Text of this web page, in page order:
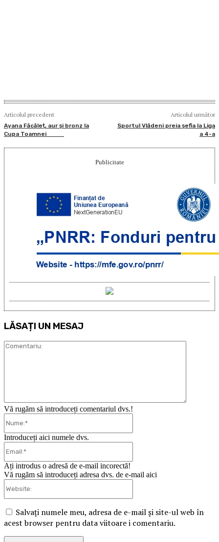
Articolul precedent
Ayana Făcăleț, aur și bronz la
Cupa Toamnei
Articolul următor
Sportul Vlădeni preia șefia la Liga
a 4-a
Publicitate
LĂSAȚI UN MESAJ
Vă rugăm să introduceți comentariul dvs.!
Introduceți aici numele dvs.
Ați introdus o adresă de e-mail incorectă!
Vă rugăm să introduceți adresa dvs. de e-mail aici
Salvați numele meu, adresa de e-mail și site-ul web în
acest browser pentru data viitoare i comentariu.